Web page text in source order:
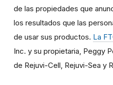
de las propiedades que
los resultados que las
de usar sus productos. La
Inc. y su propietaria, Peggy
de Rejuvi-Cell, Rejuvi-Sea y